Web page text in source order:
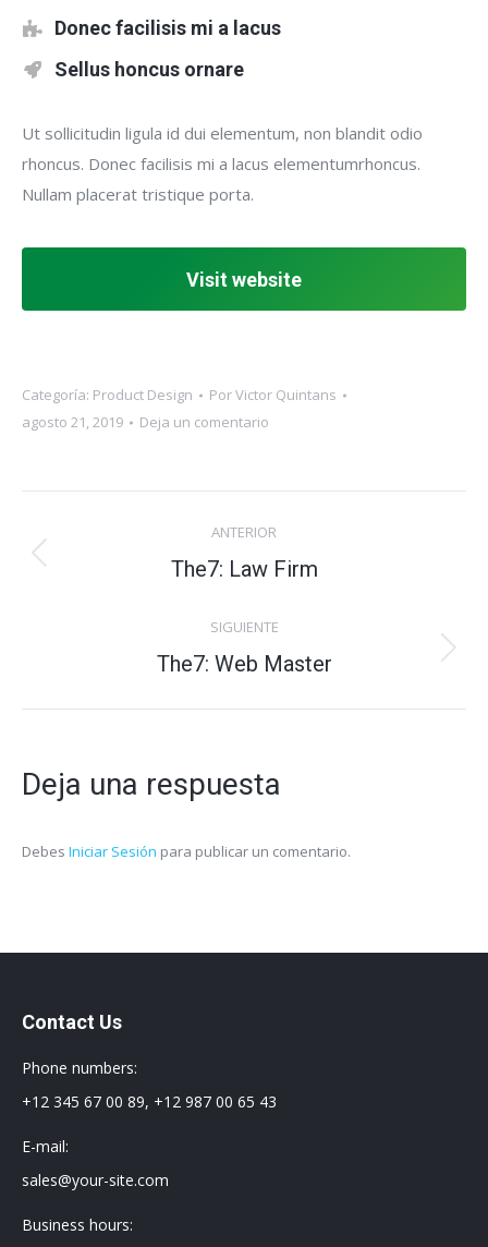
Donec facilisis mi a lacus
Sellus honcus ornare
Ut sollicitudin ligula id dui elementum, non blandit odio
rhoncus. Donec facilisis mi a lacus elementumrhoncus.
Nullam placerat tristique porta.
Visit website
Categoría: Product Design PorVictor Quintans
agosto 21, 2019
Deja un comentario
Navegación
entre
ANTERIOR
Proyecto
The7: Law Firm
SIGUIENTE
Proyecto
The7: Web Master
Deja una respuesta
Debes Iniciar Sesión para publicar un comentario.
Contact Us
Phone numbers:
+12 345 67 00 89, +12 987 00 65 43
E-mail:
sales@your-site.com
Business hours: